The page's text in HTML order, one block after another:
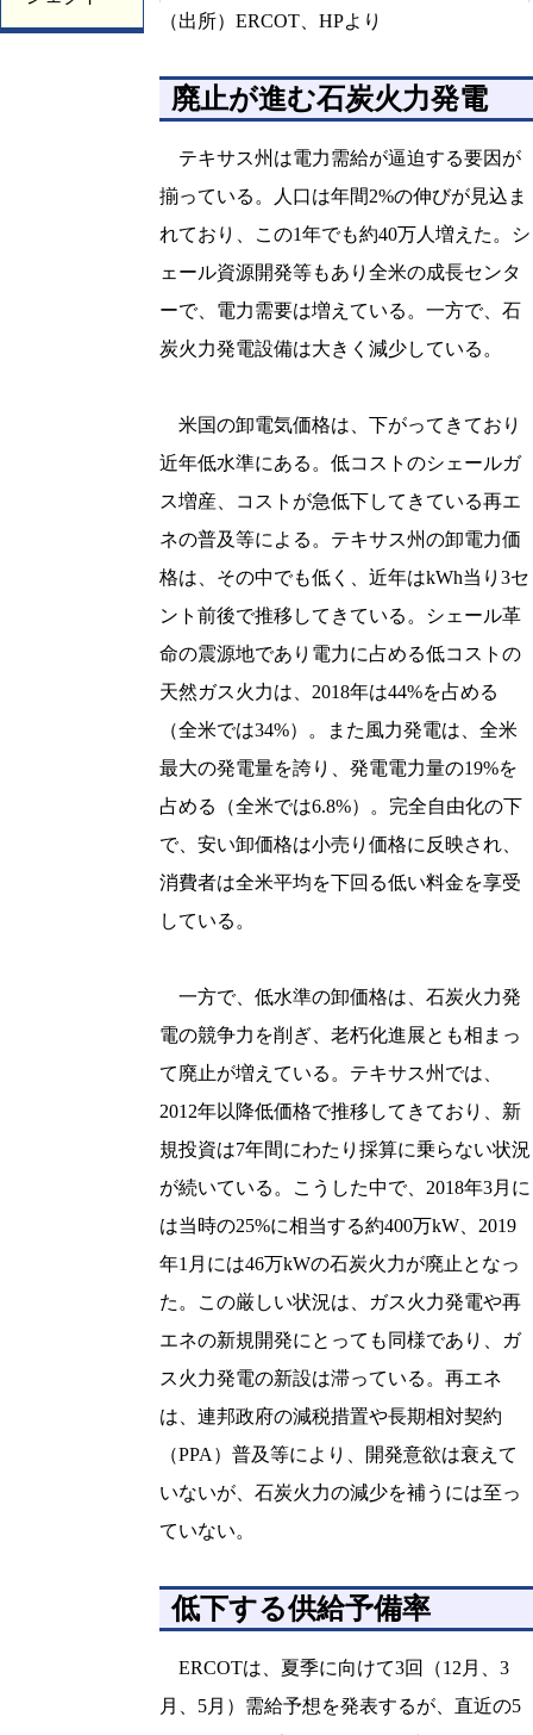
（出所）ERCOT、HPより
廃止が進む石炭火力発電
テキサス州は電力需給が逼迫する要因が
揃っている。人口は年間2%の伸びが見込ま
れており、この1年でも約40万人増えた。シ
ェール資源開発等もあり全米の成長センタ
ーで、電力需要は増えている。一方で、石
炭火力発電設備は大きく減少している。
米国の卸電気価格は、下がってきており
近年低水準にある。低コストのシェールガ
ス増産、コストが急低下してきている再エ
ネの普及等による。テキサス州の卸電力価
格は、その中でも低く、近年はkWh当り3セ
ント前後で推移してきている。シェール革
命の震源地であり電力に占める低コストの
天然ガス火力は、2018年は44%を占める
（全米では34%）。また風力発電は、全米
最大の発電量を誇り、発電電力量の19%を
占める（全米では6.8%）。完全自由化の下
で、安い卸価格は小売り価格に反映され、
消費者は全米平均を下回る低い料金を享受
している。
一方で、低水準の卸価格は、石炭火力発
電の競争力を削ぎ、老朽化進展とも相まっ
て廃止が増えている。テキサス州では、
2012年以降低価格で推移してきており、新
規投資は7年間にわたり採算に乗らない状況
が続いている。こうした中で、2018年3月に
は当時の25%に相当する約400万kW、2019
年1月には46万kWの石炭火力が廃止となっ
た。この厳しい状況は、ガス火力発電や再
エネの新規開発にとっても同様であり、ガ
ス火力発電の新設は滞っている。再エネ
は、連邦政府の減税措置や長期相対契約
（PPA）普及等により、開発意欲は衰えて
いないが、石炭火力の減少を補うには至っ
ていない。
低下する供給予備率
ERCOTは、夏季に向けて3回（12月、3
月、5月）需給予想を発表するが、直近の5